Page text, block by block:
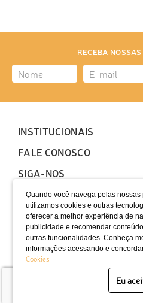
Quando você navega pelas
utilizamos cookies e outras
oferecer a melhor experiência de
publicidade e recomendar
outras funcionalidades. Conheça
informações acessando e
Cookies
Eu
RECEBA
INSTITUCIONAIS
FALE CONOSCO
SIGA-NOS
LOCALIZAÇÃO